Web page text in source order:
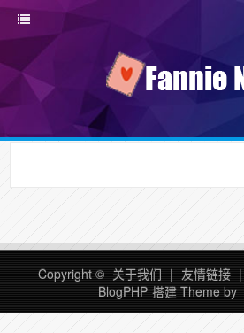
Copyright © 关于我们 | 友情链接 |
BlogPHP 搭建 Theme by